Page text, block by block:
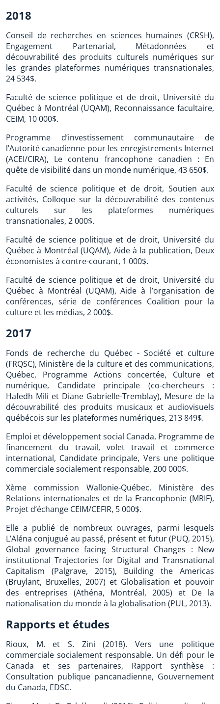
2018
Conseil de recherches en sciences humaines (CRSH),
Engagement Partenarial, Métadonnées et
découvrabilité des produits culturels numériques sur
les grandes plateformes numériques transnationales,
24 534$.
Faculté de science politique et de droit, Université du
Québec à Montréal (UQAM), Reconnaissance facultaire,
CEIM, 10 000$.
Programme d’investissement communautaire de
l’Autorité canadienne pour les enregistrements Internet
(ACEI/CIRA), Le contenu francophone canadien : En
quête de visibilité dans un monde numérique, 43 650$.
Faculté de science politique et de droit, Soutien aux
activités, Colloque sur la découvrabilité des contenus
culturels sur les plateformes numériques
transnationales, 2 000$.
Faculté de science politique et de droit, Université du
Québec à Montréal (UQAM), Aide à la publication, Deux
économistes à contre-courant, 1 000$.
Faculté de science politique et de droit, Université du
Québec à Montréal (UQAM), Aide à l’organisation de
conférences, série de conférences Coalition pour la
culture et les médias, 2 000$.
2017
Fonds de recherche du Québec - Société et culture
(FRQSC), Ministère de la culture et des communications,
Québec, Programme Actions concertée, Culture et
numérique, Candidate principale (co-chercheurs :
Hafedh Mili et Diane Gabrielle-Tremblay), Mesure de la
découvrabilité des produits musicaux et audiovisuels
québécois sur les plateformes numériques, 213 849$.
Emploi et développement social Canada, Programme de
financement du travail, volet travail et commerce
international, Candidate principale, Vers une politique
commerciale socialement responsable, 200 000$.
Xème commission Wallonie-Québec, Ministère des
Relations internationales et de la Francophonie (MRIF),
Projet d’échange CEIM/CEFIR, 5 000$.
Elle a publié de nombreux ouvrages, parmi lesquels
L’Aléna conjugué au passé, présent et futur (PUQ, 2015),
Global governance facing Structural Changes : New
institutional Trajectories for Digital and Transnational
Capitalism (Palgrave, 2015), Building the Americas
(Bruylant, Bruxelles, 2007) et Globalisation et pouvoir
des entreprises (Athéna, Montréal, 2005) et De la
nationalisation du monde à la globalisation (PUL, 2013).
Rapports et études
Rioux, M. et S. Zini (2018). Vers une politique
commerciale socialement responsable. Un défi pour le
Canada et ses partenaires, Rapport synthèse :
Consultation publique pancanadienne, Gouvernement
du Canada, EDSC.